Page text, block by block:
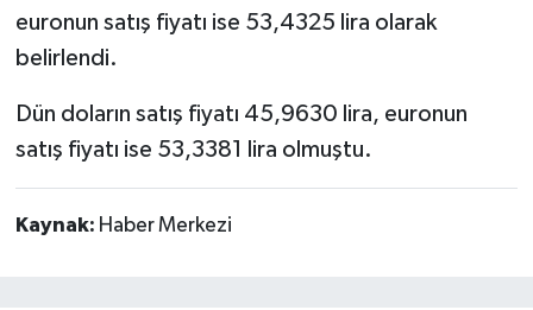
euronun satış fiyatı ise 53,4325 lira olarak
belirlendi.
Dün doların satış fiyatı 45,9630 lira, euronun
satış fiyatı ise 53,3381 lira olmuştu.
Kaynak: Haber Merkezi
RESMİ İLAN
MAGAZİN